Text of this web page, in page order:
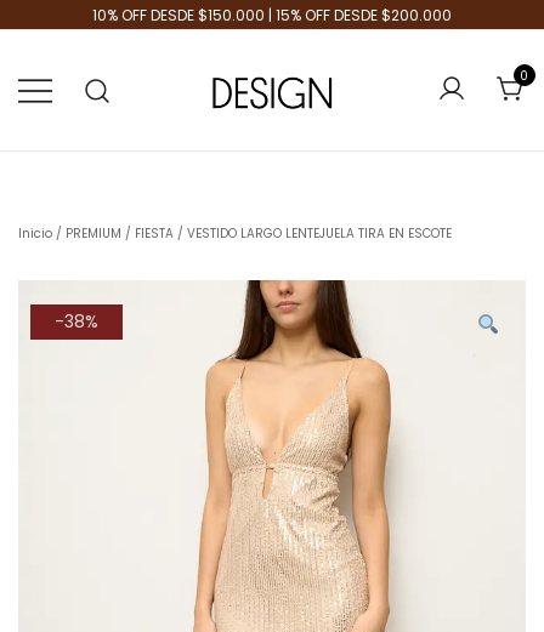
10% OFF DESDE $150.000 | 15% OFF DESDE $200.000
0
Inicio / PREMIUM / FIESTA / VESTIDO LARGO LENTEJUELA TIRA EN ESCOTE
-38%